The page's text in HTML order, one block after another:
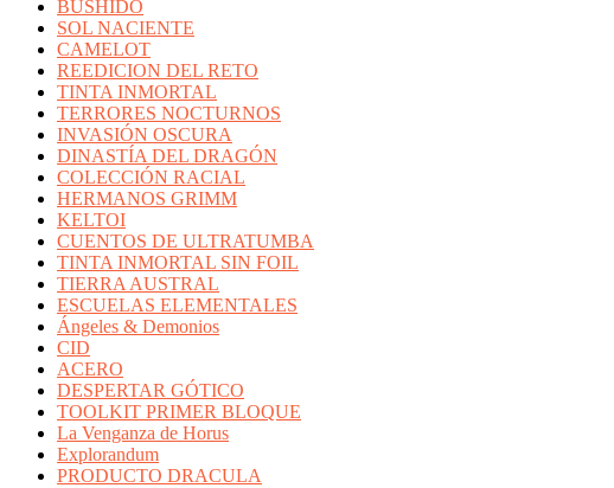
BUSHIDO
SOL NACIENTE
CAMELOT
REEDICION DEL RETO
TINTA INMORTAL
TERRORES NOCTURNOS
INVASIÓN OSCURA
DINASTÍA DEL DRAGÓN
COLECCIÓN RACIAL
HERMANOS GRIMM
KELTOI
CUENTOS DE ULTRATUMBA
TINTA INMORTAL SIN FOIL
TIERRA AUSTRAL
ESCUELAS ELEMENTALES
Ángeles & Demonios
CID
ACERO
DESPERTAR GÓTICO
TOOLKIT PRIMER BLOQUE
La Venganza de Horus
Explorandum
PRODUCTO DRACULA